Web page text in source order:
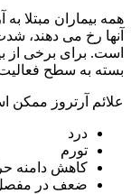
همه بیماران مبتلا
آنها رخ می دهند،
است. برای برخی از
بسته به سطح
علائم آرتروز ممکن
درد
تورم
کاهش دامنه
ضعف در